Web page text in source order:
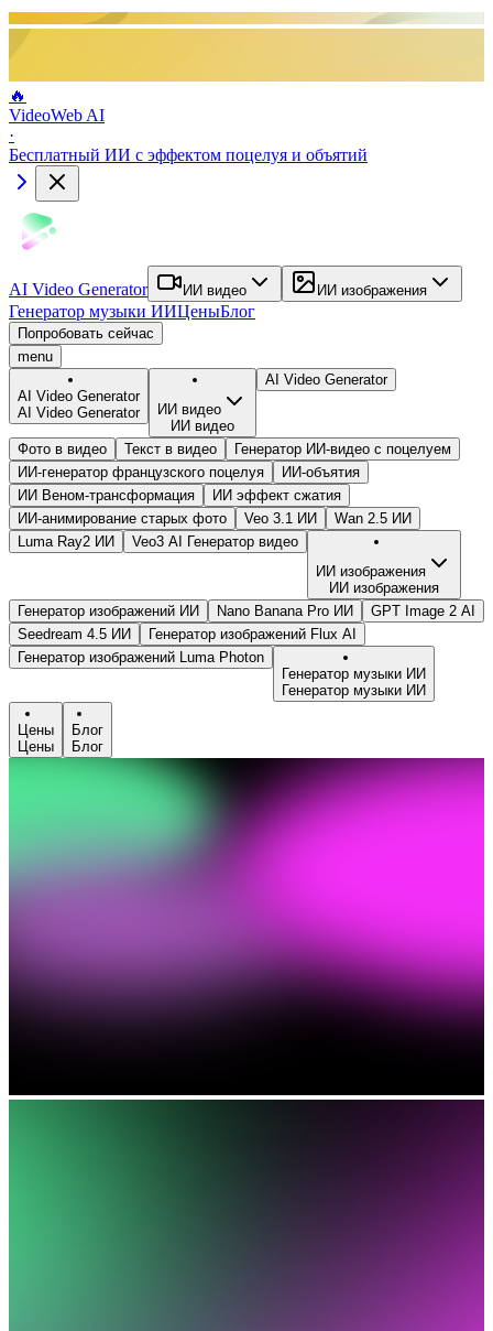
🔥
VideoWeb AI
·
Бесплатный ИИ с эффектом поцелуя и объятий
AI Video Generator ИИ видео ИИ изображения
Генератор музыки ИИЦеныБлог
Попробовать сейчас
menu
AI Video Generator
AI Video Generator
ИИ видео
ИИ видео
AI Video Generator
Фото в видео Текст в видео
Генератор ИИ-видео с поцелуем
ИИ-генератор французского поцелуя
ИИ-объятия
ИИ Веном-трансформация
ИИ эффект сжатия
ИИ-анимирование старых фото
Veo 3.1 ИИ
Wan 2.5 ИИ
Luma Ray2 ИИ
Veo3 AI Генератор видео
ИИ изображения
ИИ изображения
Генератор изображений ИИ
Nano Banana Pro ИИ
GPT Image 2 AI
Seedream 4.5 ИИ
Генератор изображений Flux AI
Генератор изображений Luma Photon
Генератор музыки ИИ
Генератор музыки ИИ
Цены
Цены
Блог
Блог